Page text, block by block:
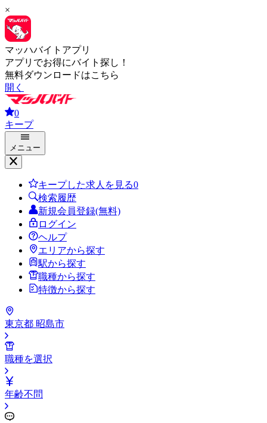
×
マッハバイトアプリ
アプリでお得にバイト探し！
無料ダウンロードはこちら
開く
0
キープ
メニュー
キープした求人を見る0
検索履歴
新規会員登録(無料)
ログイン
ヘルプ
エリアから探す
駅から探す
職種から探す
特徴から探す
東京都 昭島市
職種を選択
年齢不問